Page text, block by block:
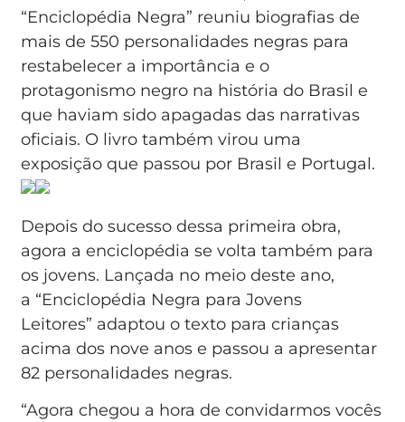
“Enciclopédia Negra” reuniu biografias de
mais de 550 personalidades negras para
restabelecer a importância e o
protagonismo negro na história do Brasil e
que haviam sido apagadas das narrativas
oficiais. O livro também virou uma
exposição que passou por Brasil e Portugal.
Depois do sucesso dessa primeira obra,
agora a enciclopédia se volta também para
os jovens. Lançada no meio deste ano,
a “Enciclopédia Negra para Jovens
Leitores” adaptou o texto para crianças
acima dos nove anos e passou a apresentar
82 personalidades negras.
“Agora chegou a hora de convidarmos vocês